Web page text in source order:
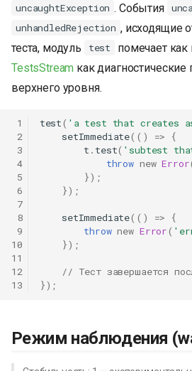
uncaughtException . События
unhandledRejection , исходящие
теста, модуль
test
помечает как
TestsStream как
верхнего уровня.
1
2
3
4
5
6
7
8
9
10
11
12
13
test( 'a test that creates
setImmediate(() =>
{
t . test( 'subtest
throw new Error
});
});
setImmediate(() =>
{
throw new Error(
});
// Тест завершается
});
Режим наблюдения